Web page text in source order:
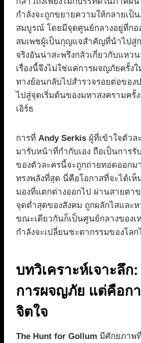
กำลังจะถูกขยายความให้กลายเป็
สมบูรณ์ โดยมีจุดศูนย์กลางอยู่ที่กอ
สมเพชผู้เป็นกุญแจสำคัญที่นำไปสู่
จริงอันน่าสะพรึงกลัวเกี่ยวกับแหว
เรื่องนี้จึงไม่ใช่แค่การผจญภัยครั้ง
ทางย้อนกลับไปสำรวจรอยต่อของ
ไปสู่จุดเริ่มต้นของมหาสงครามครั้
เอิร์ธ
การที่ Andy Serkis ผู้ที่เข้าใจตัว
มารับหน้าที่กำกับเอง ถือเป็นการ
ของตัวละครนี้จะถูกถ่ายทอดออกม
ทรงพลังที่สุด นี่คือโอกาสที่จะได้เห็
มองที่แตกต่างออกไป ผ่านสายตา
จุดต่ำสุดของสังคม ถูกผลักไสและ
ขณะเดียวกันก็เป็นศูนย์กลางของ
กำลังจะเปลี่ยนชะตากรรมของโล
บทวิเคราะห์เจาะลึก
การผจญภัย แต่คือก
จิตใจ
The Hunt for Gollum มีศักยภาพ